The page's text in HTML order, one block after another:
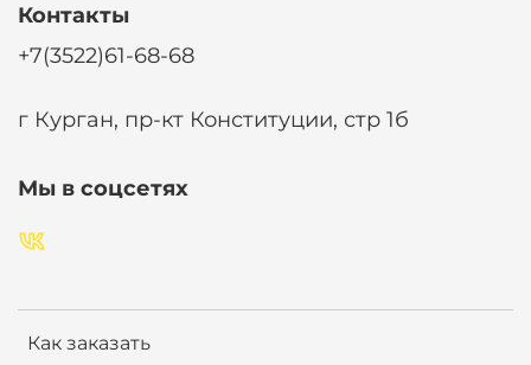
Как заказать
Контакты
+7(3522)61-68-68
г Курган, пр-кт Конституции, стр 1б
Мы в соцсетях